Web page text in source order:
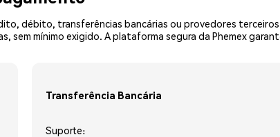
débito, transferências bancárias ou provedores
sem mínimo exigido. A plataforma segura da Phemex
Transferência Bancária
Suporte: